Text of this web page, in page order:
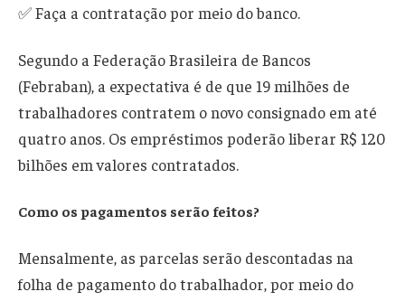
✅ Faça a contratação por meio do banco.
Segundo a Federação Brasileira de Bancos
(Febraban), a expectativa é de que 19 milhões de
trabalhadores contratem o novo consignado em até
quatro anos. Os empréstimos poderão liberar R$ 120
bilhões em valores contratados.
Como os pagamentos serão feitos?
Mensalmente, as parcelas serão descontadas na
folha de pagamento do trabalhador, por meio do